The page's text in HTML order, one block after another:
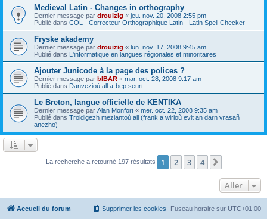
Medieval Latin - Changes in orthography
Dernier message par drouizig « jeu. nov. 20, 2008 2:55 pm
Publié dans COL - Correcteur Orthographique Latin - Latin Spell Checker
Fryske akademy
Dernier message par drouizig « lun. nov. 17, 2008 9:45 am
Publié dans L'informatique en langues régionales et minoritaires
Ajouter Junicode à la page des polices ?
Dernier message par bIBAR « mar. oct. 28, 2008 9:17 am
Publié dans Danvezioù all a-bep seurt
Le Breton, langue officielle de KENTIKA
Dernier message par Alan Monfort « mer. oct. 22, 2008 9:35 am
Publié dans Troidigezh meziantoù all (frank a wirioù evit an darn vrasañ
anezho)
La recherche a retourné 197 résultats 1 2 3 4
Aller
Accueil du forum Fuseau horaire sur UTC+01:00
Supprimer les cookies